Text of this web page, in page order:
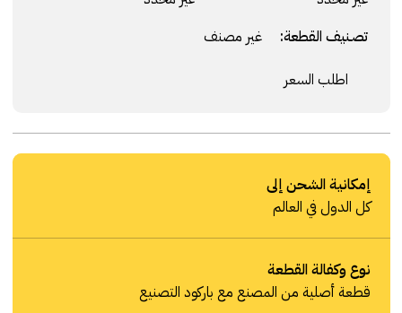
تصنيف القطعة: غير مصنف
اطلب السعر
إمكانية الشحن إلى
كل الدول في العالم
نوع وكفالة القطعة
قطعة أصلية من المصنع مع باركود التصنيع